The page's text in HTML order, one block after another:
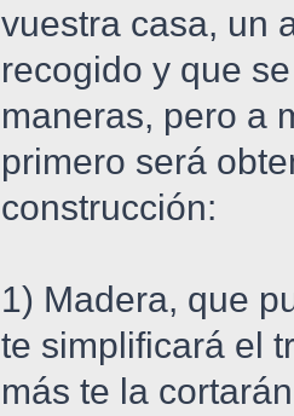
vuestra casa, un
recogido y que
maneras, pero a
primero será
construcción:
1) Madera, que
te simplificará el
más te la